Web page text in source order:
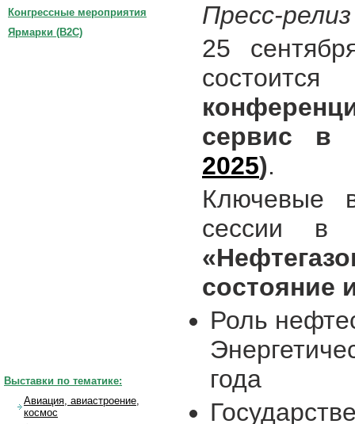
Пресс-релиз
25
сервис в
2025).
Ключевые
сессии в
состояние
Роль
года
Конгрессные мероприятия
Ярмарки (B2C)
Выставки по тематике:
Авиация, авиастроение,
космос